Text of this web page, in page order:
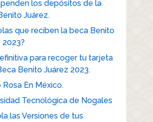
los depósitos de la
Juárez.
que reciben la beca Benito
2023?
para recoger tu tarjeta
Benito Juárez 2023.
Rosa En México.
Tecnológica de Nogales
las Versiones de tus